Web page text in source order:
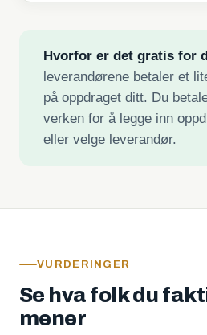
Hvorfor er det gratis for
leverandørene betaler et
på oppdraget ditt. Du
verken for å legge inn
eller velge leverandør.
VURDERINGER
Se hva folk du
mener